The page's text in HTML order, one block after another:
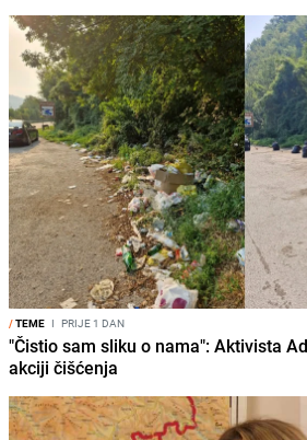
/TEME I PRIJE 1 DAN
"Čistio sam sliku o nama": Aktivista
akciji čišćenja